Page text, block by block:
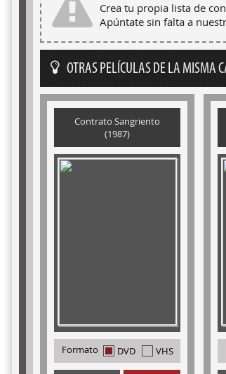
Crea tu propia lista de
Apúntate sin falta a
OTRAS PELÍCULAS DE LA MISMA
Contrato Sangriento
(1987)
Formato DVD VHS